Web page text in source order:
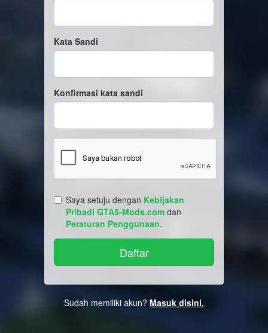
Kata Sandi
Konfirmasi kata sandi
Saya setuju dengan Kebijakan
Pribadi GTA5-Mods.com dan
Peraturan Penggunaan.
Sudah memiliki akun? Masuk disini.